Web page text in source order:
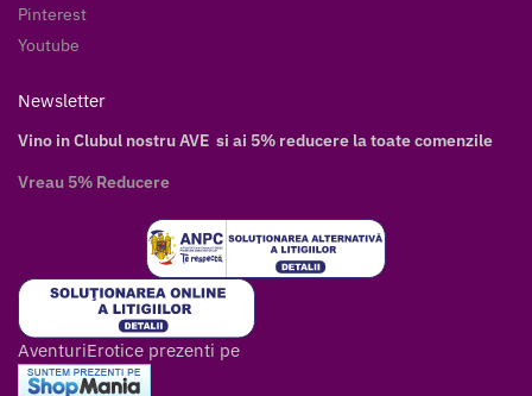
Pinterest
Youtube
Newsletter
Vino in Clubul nostru AVE si ai 5% reducere la toate comenzile
Vreau 5% Reducere
AventuriErotice prezenti pe